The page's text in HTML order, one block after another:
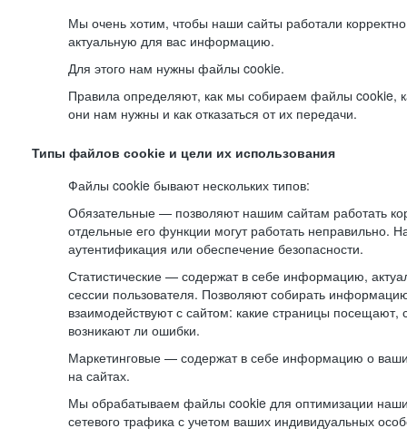
Мы очень хотим, чтобы наши сайты работали
актуальную для вас информацию.
Для этого нам нужны файлы cookie.
Правила определяют, как мы собираем файлы cookie,
они нам нужны и как отказаться от их передачи.
Типы файлов cookie и цели их использования
Файлы cookie бывают нескольких типов:
Обязательные — позволяют нашим сайтам работать
отдельные его функции могут работать неправильно.
аутентификация или обеспечение безопасности.
Статистические — содержат в себе информацию,
сессии пользователя. Позволяют собирать
взаимодействуют с сайтом: какие страницы посещают,
возникают ли ошибки.
Маркетинговые — содержат в себе информацию о
на сайтах.
Мы обрабатываем файлы cookie для оптимизации
сетевого трафика с учетом ваших индивидуальных